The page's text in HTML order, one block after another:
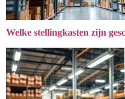
Welke stellingkasten zijn